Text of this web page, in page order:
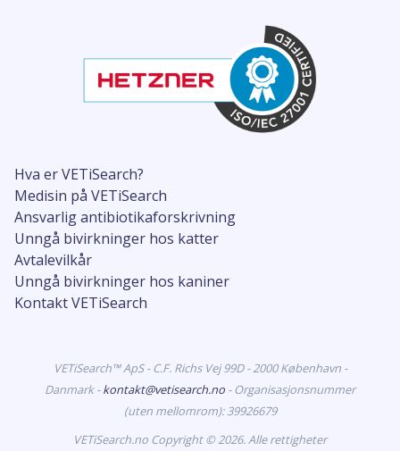
Hva er VETiSearch?
Medisin på VETiSearch
Ansvarlig antibiotikaforskrivning
Unngå bivirkninger hos katter
Avtalevilkår
Unngå bivirkninger hos kaniner
Kontakt VETiSearch
VETiSearch™ ApS - C.F. Richs Vej 99D - 2000 København -
Danmark -kontakt@vetisearch.no - Organisasjonsnummer
(uten mellomrom): 39926679
VETiSearch.no Copyright © 2026. Alle rettigheter